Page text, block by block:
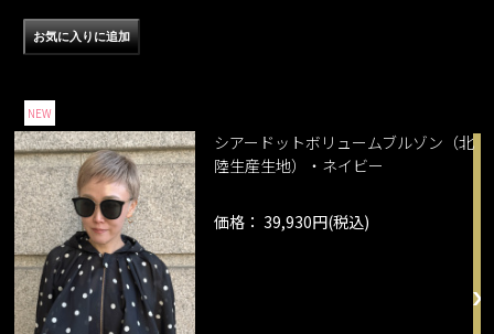
NEW
シアードットボリュームブルゾン（北
陸生産生地）・ネイビー
価格： 39,930円(税込)